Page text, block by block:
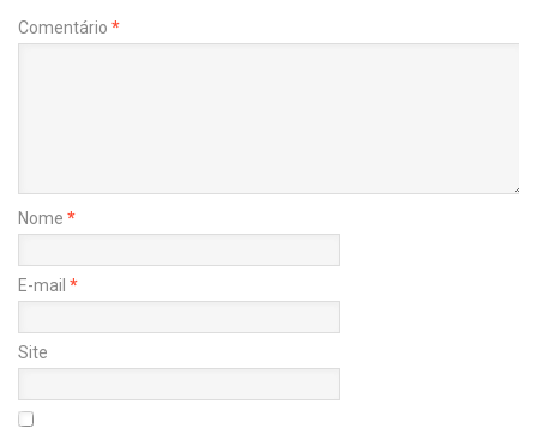
Comentário *
Nome *
E-mail *
Site